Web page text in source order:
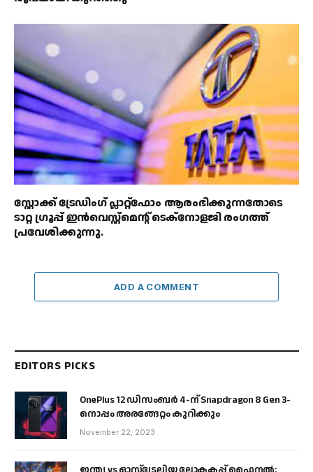
സ്റ്റോക്ക് ട്രേഡിംഗ് പ്ലാറ്റ്‌ഫോം ആരംഭിക്കുന്നതോടെ
ടാറ്റ ഗ്രൂപ്പ് ഇൻവെസ്റ്റ്‌മെൻ്റ് ടെക്‌നോളജി രംഗത്ത്
പ്രവേശിക്കുന്നു.
ADD A COMMENT
EDITORS PICKS
OnePlus 12 ഡിസംബർ 4-ന് Snapdragon 8 Gen 3-
നൊപ്പം അരങ്ങേറ്റം കുറിക്കും
November 22, 2023